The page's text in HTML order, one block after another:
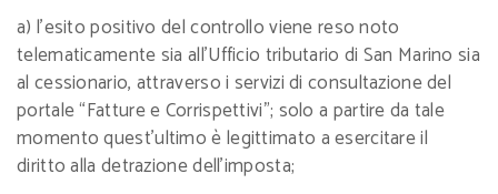
a) l’esito positivo del controllo viene reso noto
telematicamente sia all’Ufficio tributario di San Marino sia
al cessionario, attraverso i servizi di consultazione del
portale “Fatture e Corrispettivi”; solo a partire da tale
momento quest’ultimo è legittimato a esercitare il
diritto alla detrazione dell’imposta;